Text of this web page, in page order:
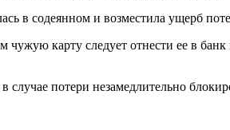
в содеянном и возместила ущерб
чужую карту следует отнести ее в
потери незамедлительно